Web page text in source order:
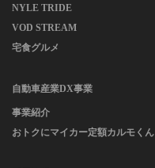
NYLE TRIDE
VOD STREAM
宅食グルメ
自動車産業DX事業
事業紹介
おトクにマイカー定額カルモくん